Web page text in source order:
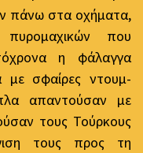
πάνω στα οχήματα,
που
η φάλαγγα
σφαίρες ντουμ-
απαντούσαν με
τους Τούρκους
τους προς τη